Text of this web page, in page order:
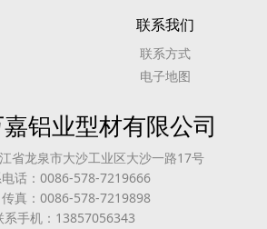
联系我们
联系方式
电子地图
铝业型材有限公司
省龙泉市大沙工业区大沙一路17号
话：0086-578-7219666
真：0086-578-7219898
系手机：13857056343